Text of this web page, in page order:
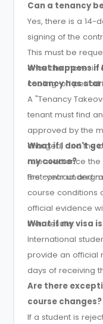
Can a tenancy
Yes, there is a 14-
signing of the
This must be
once the move-in
cooling-off period
What happens if
tenancy has
A "Tenancy
tenant must find
approved by the
charged, and the
released once
the contract and
What if I don't
my course?
First-year
course conditions
official evidence
their results.
What if my visa
International
provide an official
days of receiving
Are there
course changes?
If a student is